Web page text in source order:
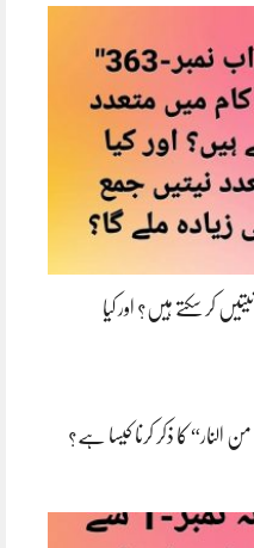
کر سکتے ہیں؟ اور کیا
کا ذکر کرنا کیسا ہے؟